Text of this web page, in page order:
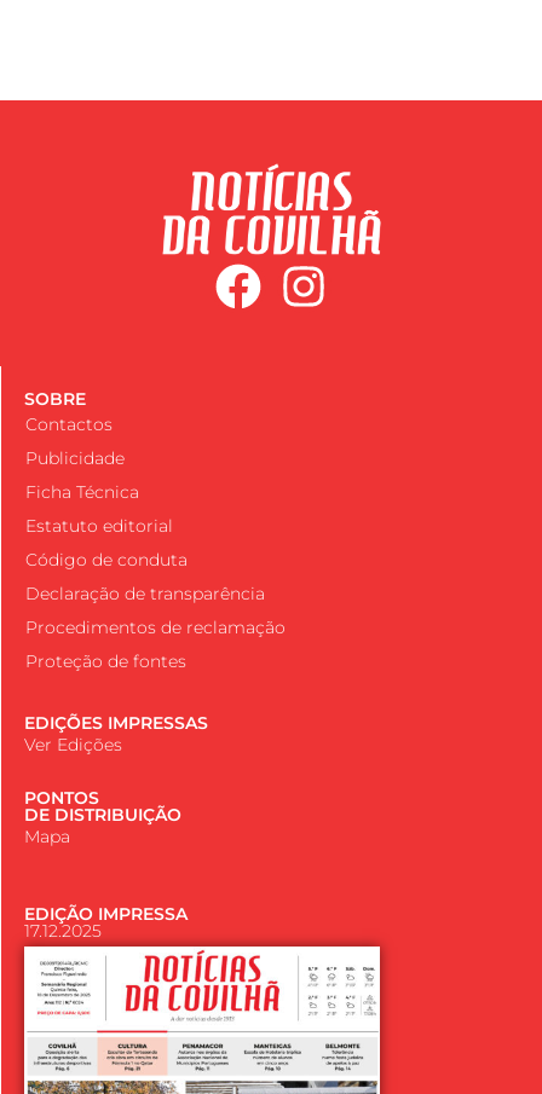
SOBRE
Contactos
Publicidade
Ficha Técnica
Estatuto editorial
Código de conduta
Declaração de transparência
Procedimentos de reclamação
Proteção de fontes
EDIÇÕES IMPRESSAS
Ver Edições
PONTOS
DE DISTRIBUIÇÃO
Mapa
EDIÇÃO IMPRESSA
17.12.2025